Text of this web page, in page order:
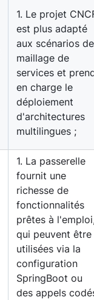
1. Le projet
est plus adapté
aux scénarios de
maillage de
services et
en charge le
déploiement
d'architectures
multilingues ;
1. La passerelle
fournit une
richesse de
fonctionnalités
prêtes à
qui peuvent être
utilisées via la
configuration
SpringBoot ou
des appels